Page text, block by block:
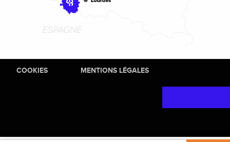
COOKIES MENTIONS LÉGALES